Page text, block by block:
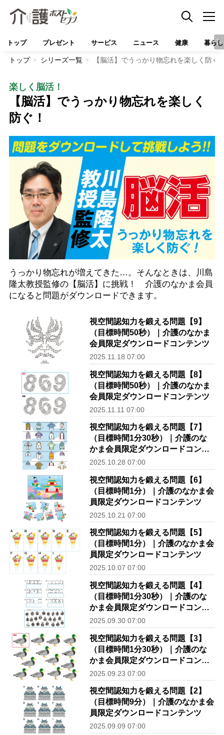
トップ プレゼント サービス ニュース 健康 暮らし
トップ シリーズ一覧 【脳活】でうっかり物忘れを楽しく防ぐ
楽しく脳活！
【脳活】でうっかり物忘れを楽しく
防ぐ！
うっかり物忘れが増えてきた…。そんなときは、川島
隆太教授監修の【脳活】に挑戦！ 介護のなかま会員
になると問題がダウンロードできます。
視空間認知力を鍛える問題【9】
（目標時間50秒）｜介護のなかま
会員限定ダウンロードコンテンツ
2025.11.18 07:00
視空間認知力を鍛える問題【8】
（目標時間50秒）｜介護のなかま
会員限定ダウンロードコンテンツ
2025.11.11 07:00
視空間認知力を鍛える問題【7】
（目標時間1分30秒）｜介護のな
かま会員限定ダウンロードコンテ
ンツ
2025.10.28 07:00
視空間認知力を鍛える問題【6】
（目標時間1分）｜介護のなかま会
員限定ダウンロードコンテンツ
2025.10.21 07:00
視空間認知力を鍛える問題【5】
（目標時間1分）｜介護のなかま会
員限定ダウンロードコンテンツ
2025.10.07 07:00
視空間認知力を鍛える問題【4】
（目標時間1分30秒）｜介護のな
かま会員限定ダウンロードコンテ
ンツ
2025.09.30 07:00
視空間認知力を鍛える問題【3】
（目標時間1分30秒）｜介護のな
かま会員限定ダウンロードコンテ
ンツ
2025.09.23 07:00
視空間認知力を鍛える問題【2】
（目標時間9分）｜介護のなかま会
員限定ダウンロードコンテンツ
2025.09.09 07:00